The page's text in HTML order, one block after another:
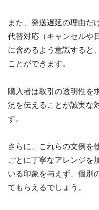
また、発送遅延の理由だ
代替対応（キャンセルや
に含めるよう意識すると
ことができます。
購入者は取引の透明性を
況を伝えることが誠実な
す。
さらに、これらの文例を
ごとに丁寧なアレンジを
いる印象を与えず、個別
てもらえるでしょう。